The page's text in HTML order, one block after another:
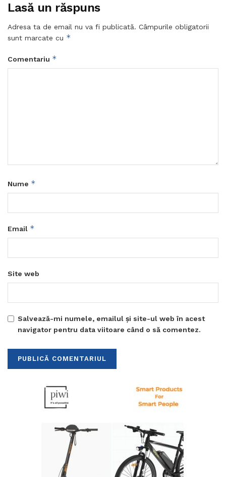
Lasă un răspuns
Adresa ta de email nu va fi publicată. Câmpurile obligatorii
sunt marcate cu *
Comentariu *
Nume *
Email *
Site web
Salvează-mi numele, emailul și site-ul web în acest
navigator pentru data viitoare când o să comentez.